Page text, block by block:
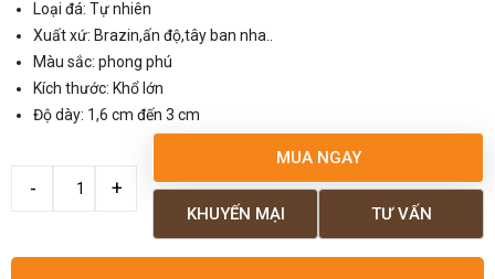
Loại đá: Tự nhiên
Xuất xứ: Brazin,ấn độ,tây ban nha..
Màu sắc: phong phú
Kích thước: Khổ lớn
Độ dày: 1,6 cm đến 3 cm
MUA NGAY
TƯ VẤN
KHUYẾN MẠI